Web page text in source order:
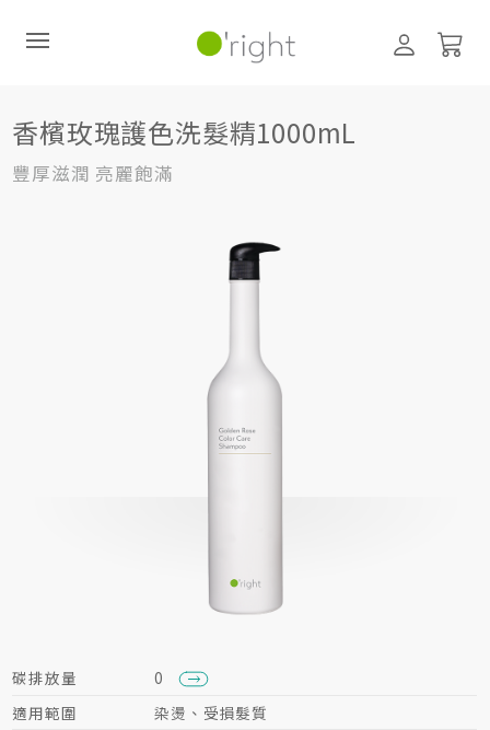
1000mL
香檳玫瑰護色洗髮精1000mL
香檳玫瑰護色洗髮精1000mL
豐厚滋潤 亮麗飽滿
碳排放量
0
適用範圍
染燙、受損髮質